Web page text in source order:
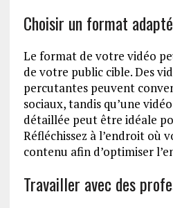
Choisir un format adapté
Le format de votre vidéo
de votre public cible. Des
percutantes peuvent
sociaux, tandis qu’une
détaillée peut être idéale
Réfléchissez à l’endroit où
contenu afin d’optimiser
Travailler avec des